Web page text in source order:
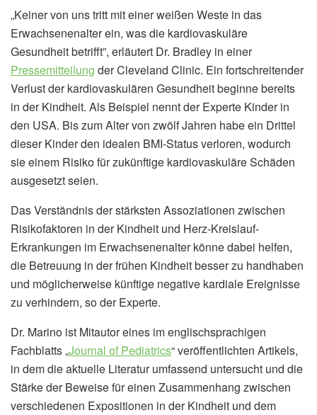
„Keiner von uns tritt mit einer weißen Weste in das
Erwachsenenalter ein, was die kardiovaskuläre
Gesundheit betrifft”, erläutert Dr. Bradley in einer
Pressemitteilung der Cleveland Clinic. Ein fortschreitender
Verlust der kardiovaskulären Gesundheit beginne bereits
in der Kindheit. Als Beispiel nennt der Experte Kinder in
den USA. Bis zum Alter von zwölf Jahren habe ein Drittel
dieser Kinder den idealen BMI-Status verloren, wodurch
sie einem Risiko für zukünftige kardiovaskuläre Schäden
ausgesetzt seien.
Das Verständnis der stärksten Assoziationen zwischen
Risikofaktoren in der Kindheit und Herz-Kreislauf-
Erkrankungen im Erwachsenenalter könne dabei helfen,
die Betreuung in der frühen Kindheit besser zu handhaben
und möglicherweise künftige negative kardiale Ereignisse
zu verhindern, so der Experte.
Dr. Marino ist Mitautor eines im englischsprachigen
Fachblatts „Journal of Pediatrics“ veröffentlichten Artikels,
in dem die aktuelle Literatur umfassend untersucht und die
Stärke der Beweise für einen Zusammenhang zwischen
verschiedenen Expositionen in der Kindheit und dem